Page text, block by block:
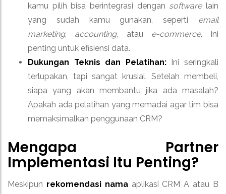
kamu pilih bisa berintegrasi dengan softwarelain
yang sudah kamu gunakan, seperti email
marketing, accounting, atau e-commerce. Ini
penting untuk efisiensi data.
Dukungan Teknis dan Pelatihan:Ini seringkali
terlupakan, tapi sangat krusial. Setelah membeli,
siapa yang akan membantu jika ada masalah?
Apakah ada pelatihan yang memadai agar tim bisa
memaksimalkan penggunaan CRM?
Mengapa Partner
Implementasi Itu Penting?
Meskipun rekomendasi namaaplikasi CRM A atau B